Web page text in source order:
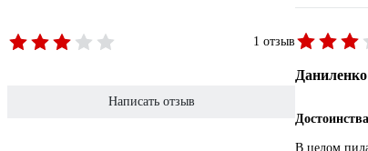
1 отзыв
Написать отзыв
В целом